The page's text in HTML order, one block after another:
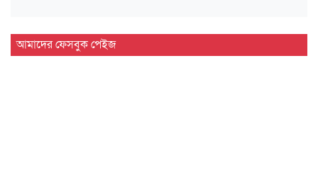
মাহবুব আলী খানের ৪২তম মৃ'ত্যু'বার্ষিকী উপলক্ষে পরিবারের
দোয়া…
আমাদের ফেসবুক পেইজ